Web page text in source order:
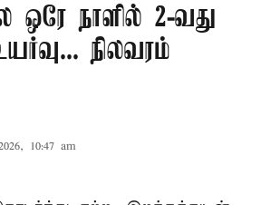
ஒரே நாளில் 2-வது
நிலவரம்
10:47 am